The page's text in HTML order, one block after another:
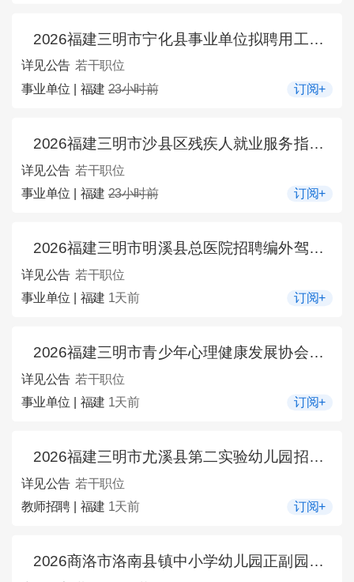
2026福建三明市宁化县事业单位拟聘用工作人员的公示（三）
详见公告 若干职位
事业单位 | 福建23小时前 订阅+
2026福建三明市沙县区残疾人就业服务指导中心关于招聘公益性岗位1人公告
详见公告 若干职位
事业单位 | 福建23小时前 订阅+
2026福建三明市明溪县总医院招聘编外驾驶员1人公告
详见公告 若干职位
事业单位 | 福建 1天前 订阅+
2026福建三明市青少年心理健康发展协会招募负责人5人公告
详见公告 若干职位
事业单位 | 福建 1天前 订阅+
2026福建三明市尤溪县第二实验幼儿园招聘教师若干人公告
详见公告 若干职位
教师招聘 | 福建 1天前 订阅+
2026商洛市洛南县镇中小学幼儿园正副园长竞聘公告（16人）